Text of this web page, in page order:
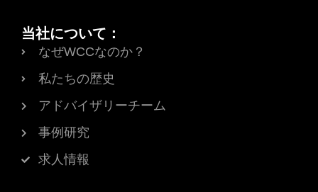
当社について：
なぜWCCなのか？
私たちの歴史
アドバイザリーチーム
事例研究
求人情報